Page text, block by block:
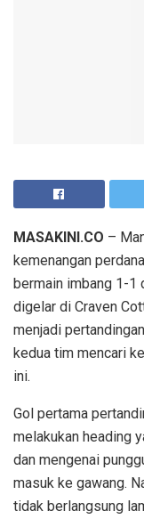
MASAKINI.CO –
kemenangan
bermain imbang 1-1
digelar di Craven
menjadi
kedua tim mencari
ini.
Gol pertama
melakukan heading
dan mengenai
masuk ke gawang.
tidak berlangsung